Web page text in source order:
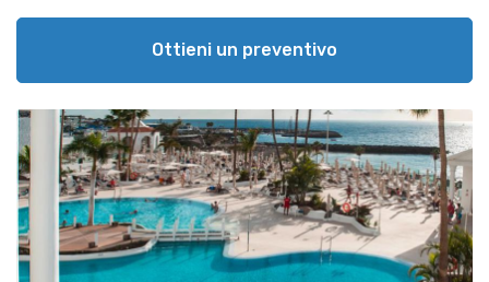
Ottieni un preventivo